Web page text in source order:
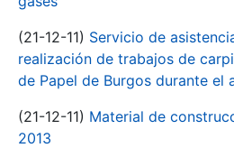
(21-12-11) Servicio de
realización de trabajos de
de Papel de Burgos durante el
(21-12-11) Material de
2013